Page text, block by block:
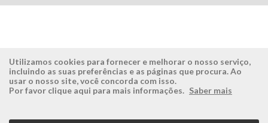
ÉSISTEMAS
Empresa
ÁREA RESERVADA
Login
Utilizamos cookies para fornecer e melhorar o nosso serviço,
incluindo as suas preferências e as páginas que procura. Ao
usar o nosso site, você concorda com isso.
Por favor clique aqui para mais informações. Saber mais